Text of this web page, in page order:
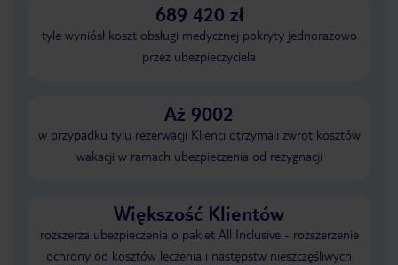
689 420 zł
tyle wyniósł koszt obsługi medycznej pokryty jednorazowo
przez ubezpieczyciela
Aż 9002
w przypadku tylu rezerwacji Klienci otrzymali zwrot kosztów
wakacji w ramach ubezpieczenia od rezygnacji
Większość Klientów
rozszerza ubezpieczenia o pakiet All Inclusive - rozszerzenie
ochrony od kosztów leczenia i następstw nieszczęśliwych